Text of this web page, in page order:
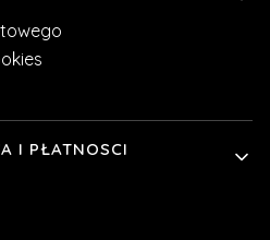
I PŁATNOSCI